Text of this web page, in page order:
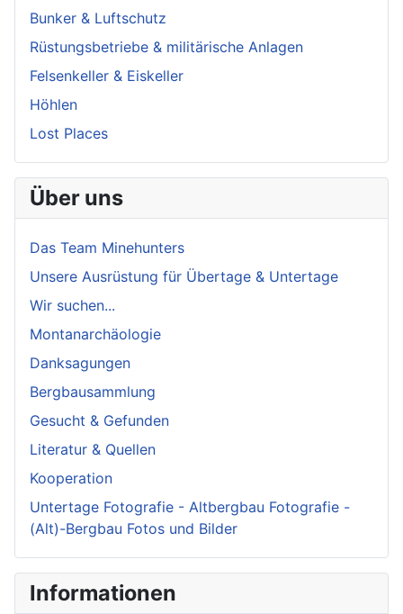
Bunker & Luftschutz
Rüstungsbetriebe & militärische Anlagen
Felsenkeller & Eiskeller
Höhlen
Lost Places
Über uns
Das Team Minehunters
Unsere Ausrüstung für Übertage & Untertage
Wir suchen...
Montanarchäologie
Danksagungen
Bergbausammlung
Gesucht & Gefunden
Literatur & Quellen
Kooperation
Untertage Fotografie - Altbergbau Fotografie -
(Alt)-Bergbau Fotos und Bilder
Informationen